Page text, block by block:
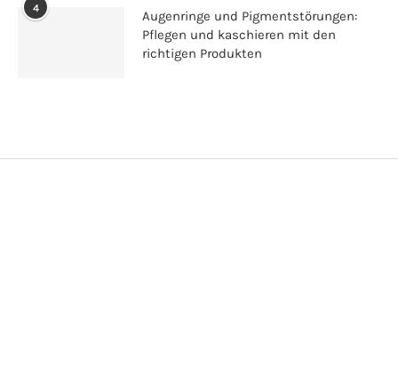
4
Augenringe und Pigmentstörungen:
Pflegen und kaschieren mit den
richtigen Produkten